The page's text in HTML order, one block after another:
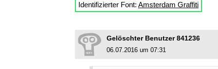
Identifizierter Font: Amsterdam Graffiti
Gelöschter Benutzer 841236
06.07.2016 um 07:31